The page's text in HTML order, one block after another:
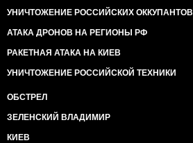
УНИЧТОЖЕНИЕ РОССИЙСКИХ ОККУПАНТОВ
АТАКА ДРОНОВ НА РЕГИОНЫ РФ
РАКЕТНАЯ АТАКА НА КИЕВ
УНИЧТОЖЕНИЕ РОССИЙСКОЙ ТЕХНИКИ
ОБСТРЕЛ
ЗЕЛЕНСКИЙ ВЛАДИМИР
КИЕВ